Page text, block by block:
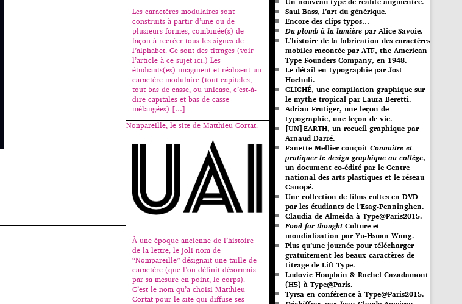
Les caractères modulaires sont
construits à partir d’une ou de
plusieurs formes, combinée(s) de
façon à recréer tous les signes de
l’alphabet. Ce sont des titrages (voir
l’article à ce sujet ici.) Les
étudiants(es) imaginent et réalisent un
caractère modulaire (tout capitales,
tout bas de casse, ou unicase, c’est-à-
dire capitales et bas de casse
mélangées) […]
Nonpareille, le site de Matthieu Cortat.
À une époque ancienne de l’histoire
de la lettre, le joli nom de
“Nompareille” désignait une taille de
caractère (que l’on définit désormais
par sa mesure en point, le corps).
C’est le nom qu’a choisi Matthieu
Cortat pour le site qui diffuse ses
Saul Bass, l’art du générique.
Encore des clips typos…
Du plomb à la lumière par Alice Savoie.
L’histoire de la fabrication des caractères
mobiles racontée par ATF, the American
Type Founders Company, en 1948.
Le détail en typographie par Jost
Hochuli.
CLICHÉ, une compilation graphique sur
le mythe tropical par Laura Beretti.
Adrian Frutiger, une leçon de
typographie, une leçon de vie.
[UN]EARTH, un recueil graphique par
Arnaud Darré.
Fanette Mellier conçoit Connaître et
pratiquer le design graphique au collège,
un document co-édité par le Centre
national des arts plastiques et le réseau
Canopé.
Une collection de films cultes en DVD
par les étudiants de l’Esag-Penninghen.
Claudia de Almeida à Type@Paris2015.
Food for thoughtCulture et
mondialisation par Yu-Hsuan Wang.
Plus qu’une journée pour télécharger
gratuitement les beaux caractères de
titrage de Lift Type.
Ludovic Houplain & Rachel Cazadamont
(H5) à Type@Paris.
Tyrsa en conférence à Type@Paris2015.